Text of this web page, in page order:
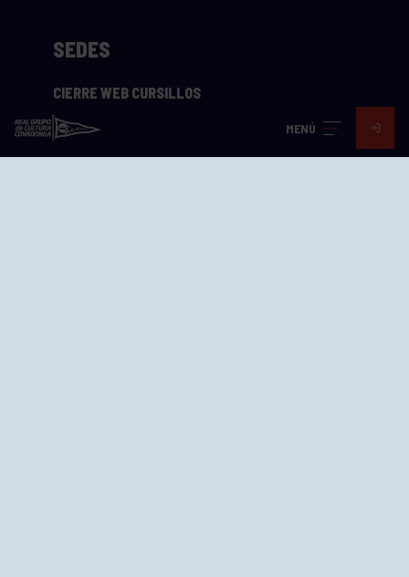
MENÚ
SEDES
CIERRE WEB CURSILLOS
Cómo llegar